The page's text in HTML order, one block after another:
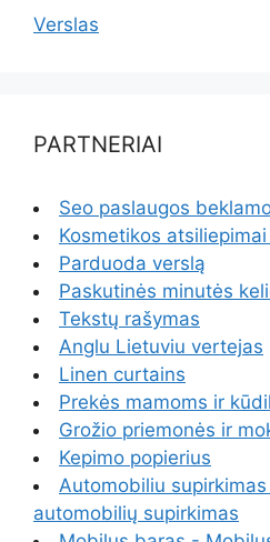
Verslas
PARTNERIAI
Seo paslaugos
Kosmetikos
Parduoda verslą
Paskutinės minutės
Tekstų rašymas
Anglu Lietuviu vertejas
Linen curtains
Prekės mamoms ir
Grožio priemonės ir
Kepimo popierius
Automobiliu
automobilių supirkimas